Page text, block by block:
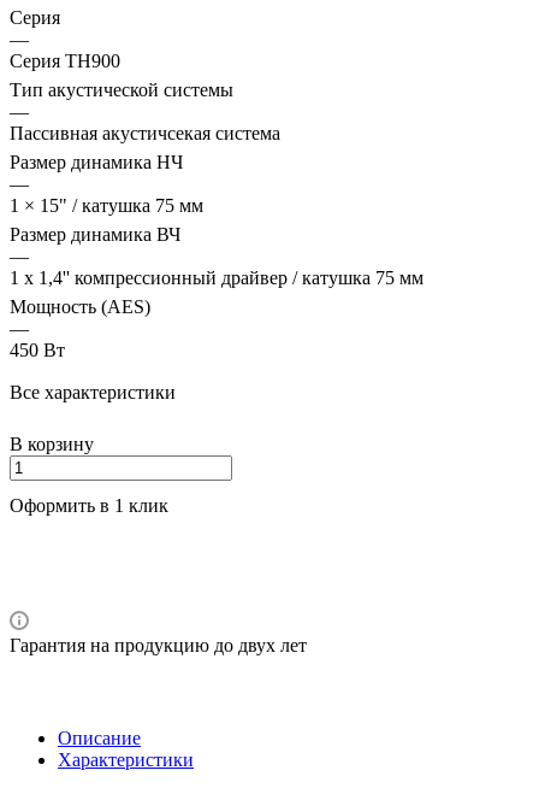
Серия
—
Серия TH900
Тип акустической системы
—
Пассивная акустичсекая система
Размер динамика НЧ
—
1 × 15" / катушка 75 мм
Размер динамика ВЧ
—
1 x 1,4'' компрессионный драйвер / катушка 75 мм
Мощность (AES)
—
450 Вт
Все характеристики
В корзину
Оформить в 1 клик
Гарантия на продукцию до двух лет
Описание
Характеристики